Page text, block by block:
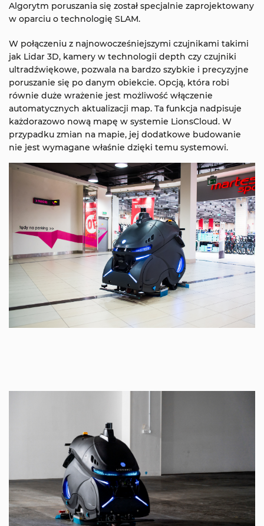
Algorytm poruszania się został specjalnie zaprojektowany
w oparciu o technologię SLAM.
W połączeniu z najnowocześniejszymi czujnikami takimi
jak Lidar 3D, kamery w technologii depth czy czujniki
ultradźwiękowe, pozwala na bardzo szybkie i precyzyjne
poruszanie się po danym obiekcie. Opcją, która robi
równie duże wrażenie jest możliwość włączenie
automatycznych aktualizacji map. Ta funkcja nadpisuje
każdorazowo nową mapę w systemie LionsCloud. W
przypadku zmian na mapie, jej dodatkowe budowanie
nie jest wymagane właśnie dzięki temu systemowi.